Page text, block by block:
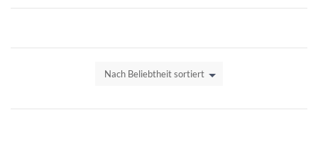
Nach Beliebtheit sortiert